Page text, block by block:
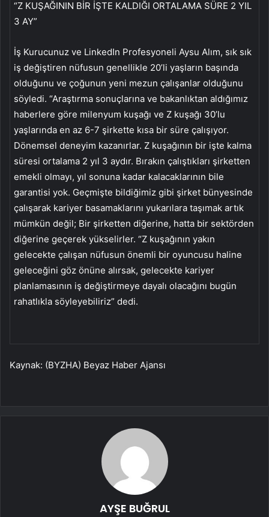
“Z KUŞAĞININ BİR İŞTE KALDIĞI ORTALAMA SÜRE 2 YIL
3 AY”
İş Kurucunuz ve LinkedIn Profesyoneli Aysu Alım, sık sık
iş değiştiren nüfusun genellikle 20’li yaşların başında
olduğunu ve çoğunun yeni mezun çalışanlar olduğunu
söyledi. “Araştırma sonuçlarına ve bakanlıktan aldığımız
haberlere göre milenyum kuşağı ve Z kuşağı 30’lu
yaşlarında en az 6-7 şirkette kısa bir süre çalışıyor.
Dönemsel deneyim kazanırlar. Z kuşağının bir işte kalma
süresi ortalama 2 yıl 3 aydır. Bırakın çalıştıkları şirketten
emekli olmayı, yıl sonuna kadar kalacaklarının bile
garantisi yok. Geçmişte bildiğimiz gibi şirket bünyesinde
çalışarak kariyer basamaklarını yukarılara taşımak artık
mümkün değil; Bir şirketten diğerine, hatta bir sektörden
diğerine geçerek yükselirler. “Z kuşağının yakın
gelecekte çalışan nüfusun önemli bir oyuncusu haline
geleceğini göz önüne alırsak, gelecekte kariyer
planlamasının iş değiştirmeye dayalı olacağını bugün
rahatlıkla söyleyebiliriz” dedi.
Kaynak: (BYZHA) Beyaz Haber Ajansı
AYŞE BUĞRUL